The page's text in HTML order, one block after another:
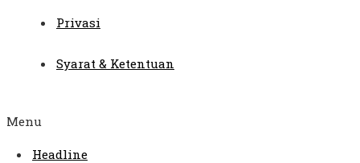
Privasi
Syarat & Ketentuan
Menu
Headline